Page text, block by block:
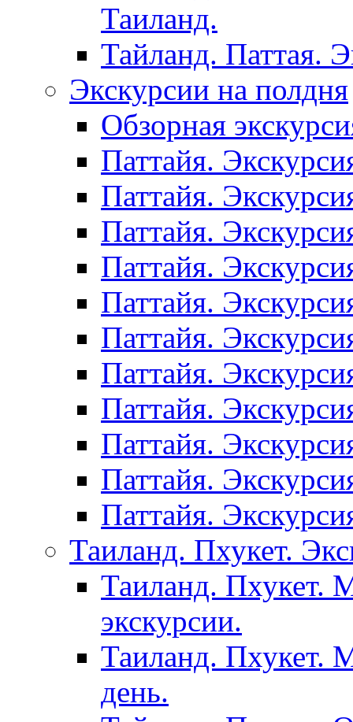
Таиланд.
Тайланд. Паттая.
Экскурсии на полдня
Обзорная
Паттайя.
Паттайя.
Паттайя.
Паттайя.
Паттайя.
Паттайя.
Паттайя.
Паттайя.
Паттайя.
Паттайя.
Паттайя.
Таиланд. Пхукет.
Таиланд. Пхукет.
экскурсии.
Таиланд. Пхукет.
день.